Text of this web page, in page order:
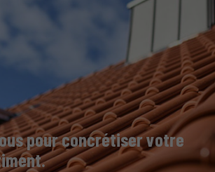
pour concrétiser votre